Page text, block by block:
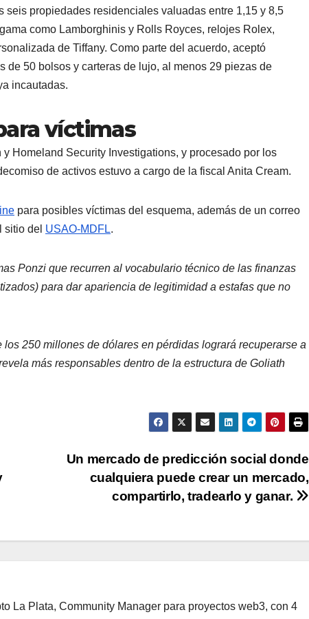
propiedades residenciales valuadas entre 1,15 y 8,5
como Lamborghinis y Rolls Royces, relojes Rolex,
de Tiffany. Como parte del acuerdo, aceptó
de 50 bolsos y carteras de lujo, al menos 29 piezas de
incautadas.
víctimas
Homeland Security Investigations, y procesado por los
de activos estuvo a cargo de la fiscal Anita Cream.
para posibles víctimas del esquema, además de un correo
sitio del USAO-MDFL.
Ponzi que recurren al vocabulario técnico de las finanzas
para dar apariencia de legitimidad a estafas que no
250 millones de dólares en pérdidas logrará recuperarse a
más responsables dentro de la estructura de Goliath
Un mercado de predicción social donde
cualquiera puede crear un mercado,
compartirlo, tradearlo y ganar.
La Plata, Community Manager para proyectos web3, con 4